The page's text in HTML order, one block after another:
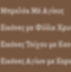
Μπρελόκ Μέ Αγίους
Εικόνες με Φύλλα
Εικόνες Τοίχου με
Εικόνες Αγίων με